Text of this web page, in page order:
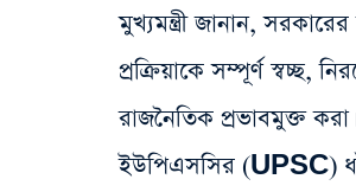
মুখ্যমন্ত্রী জানান,
প্রক্রিয়াকে সম্পূর্ণ স্বচ্ছ,
রাজনৈতিক প্রভাবমুক্ত
ইউপিএসসির (UPSC)